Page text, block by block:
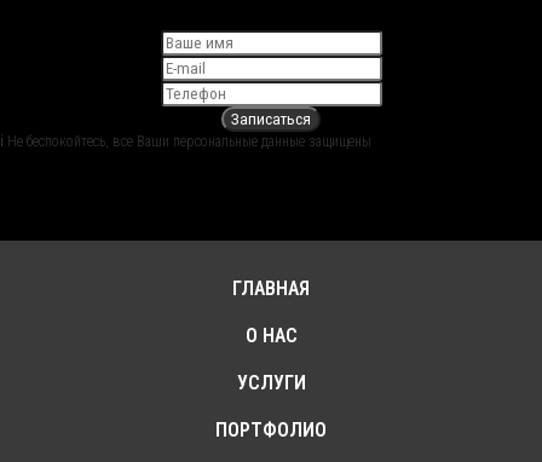
Записаться
ℹ︎ Не беспокойтесь, все Ваши персональные данные защищены
ГЛАВНАЯ
О НАС
УСЛУГИ
ПОРТФОЛИО